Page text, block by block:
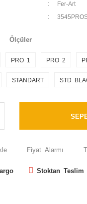
Fer-Art
Ölçüler
PRO 1 PRO 2
STANDART STD
Fiyat Alarmı
Stoktan Teslim